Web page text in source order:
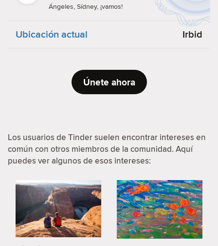
Ángeles, Sídney, ¡vamos!
Ubicación actual Irbid
Únete ahora
Los usuarios de Tinder suelen encontrar intereses en
común con otros miembros de la comunidad. Aquí
puedes ver algunos de esos intereses: